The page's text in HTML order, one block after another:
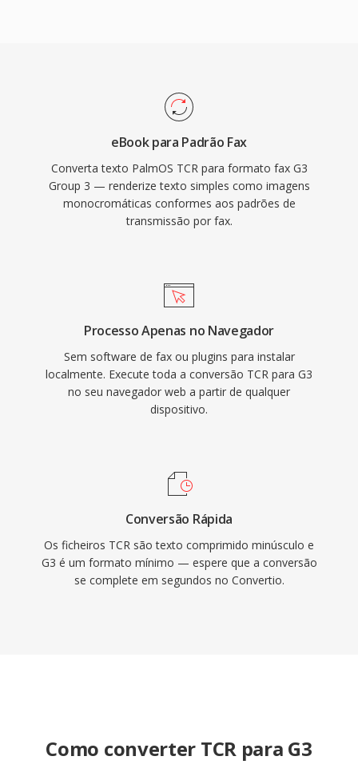
eBook para Padrão Fax
Converta texto PalmOS TCR para formato fax G3
Group 3 — renderize texto simples como imagens
monocromáticas conformes aos padrões de
transmissão por fax.
Processo Apenas no Navegador
Sem software de fax ou plugins para instalar
localmente. Execute toda a conversão TCR para G3
no seu navegador web a partir de qualquer
dispositivo.
Conversão Rápida
Os ficheiros TCR são texto comprimido minúsculo e
G3 é um formato mínimo — espere que a conversão
se complete em segundos no Convertio.
Como converter TCR para G3